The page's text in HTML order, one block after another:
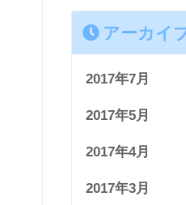
アーカイ
2017年7月
2017年5月
2017年4月
2017年3月